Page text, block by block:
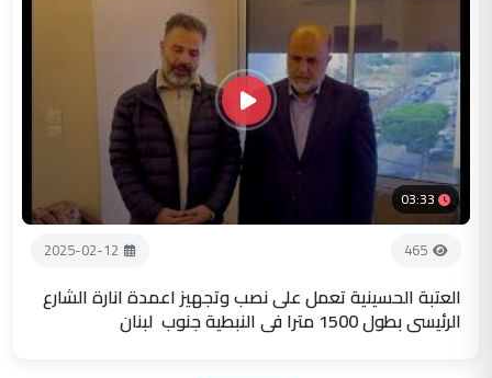
03:33
465
2025-02-12
العتبة الحسينية تعمل على نصب وتجهيز اعمدة انارة الشارع
الرئيسي بطول 1500 مترا في النبطية جنوب لبنان